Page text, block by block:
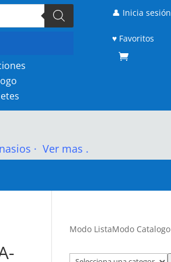
👤 Inicia sesión
♥ Favoritos
· Ver mas .
Modo ListaModo Catalogo
Selecciona